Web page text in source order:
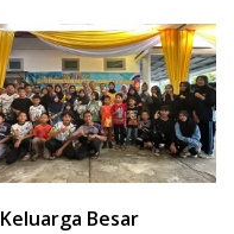
Keluarga Besar